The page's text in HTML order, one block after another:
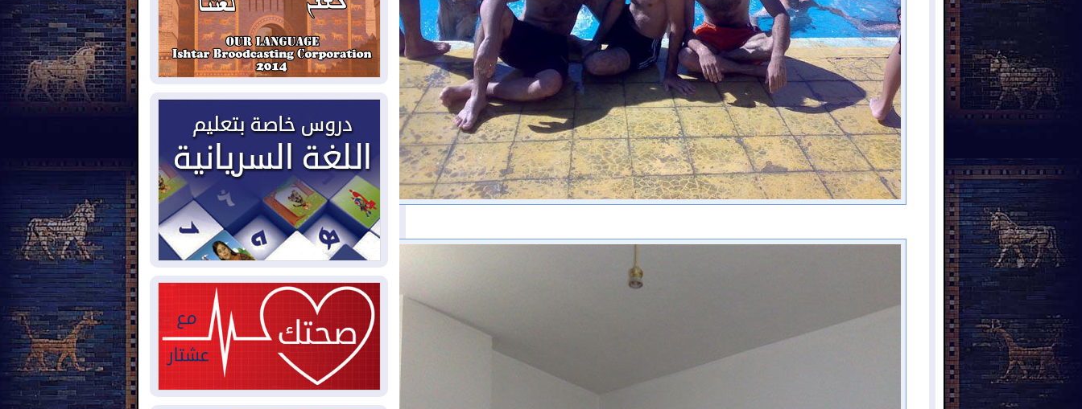
2026-08-05
لمدة عام.. بدء توريد 100
مليون قدم مكعب يومياً من غاز كورمور في
إقليم كوردستان إلى وزارة الكهرباء العراقية
2026-08-05
15كارثة بيئية ومناخية ترسم
ملامح أخطر التحديات التي تواجه العراق
اليوم
2026-08-05
حرائق فرنسا.. توقيف 402
شخص بينهم 156 قاصرا منذ بداية موسم
الحرائق
2026-08-04سومو: إنتاج النفط في إقليم
كوردستان انخفض إلى أقل من 10%
2026-08-04ملفات حقبة الكاظمي تعود إلى
الواجهة.. أنباء عن مراجعات قضائية
وتحقيقات أوسع في قضايا فساد
2026-08-04
بيترو يشكو تزوير الانتخابات
الرئاسية ويحذر من "حرب أهلية" في
كولومبيا